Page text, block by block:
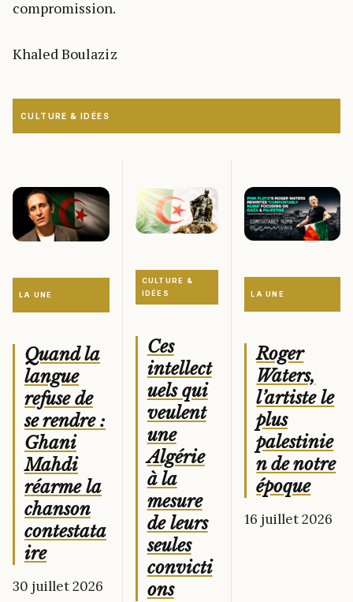
compromission.
Khaled Boulaziz
CULTURE & IDÉES
LA UNE
Quand la
langue
refuse de
se rendre :
Ghani
Mahdi
réarme la
chanson
contestata
ire
30 juillet 2026
CULTURE &
IDÉES
Ces
intellect
uels qui
veulent
une
Algérie
à la
mesure
de leurs
seules
convicti
ons
LA UNE
Roger
Waters,
l’artiste le
plus
palestinie
n de notre
époque
16 juillet 2026